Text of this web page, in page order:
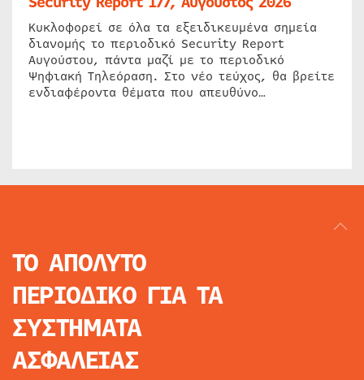
Κυκλοφορεί σε όλα τα εξειδικευμένα σημεία
διανομής το περιοδικό Security Report
Αυγούστου, πάντα μαζί με το περιοδικό
Ψηφιακή Τηλεόραση. Στο νέο τεύχος, θα βρείτε
ενδιαφέροντα θέματα που απευθύνο…
ΤΟ ΑΠΟΛΥΤΟ
ΠΕΡΙΟΔΙΚΟ ΓΙΑ ΤΑ
ΣΥΣΤΗΜΑΤΑ
ΑΣΦΑΛΕΙΑΣ